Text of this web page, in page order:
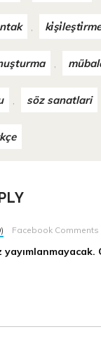
, ki̇şi̇leşti̇rme
,
, söz sanatlari
Facebook Comments
yayımlanmayacak.